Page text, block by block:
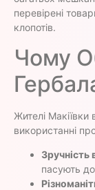
перевірені
клопотів.
Чому
Жителі Макіївки
використанні
Зручність
пасують